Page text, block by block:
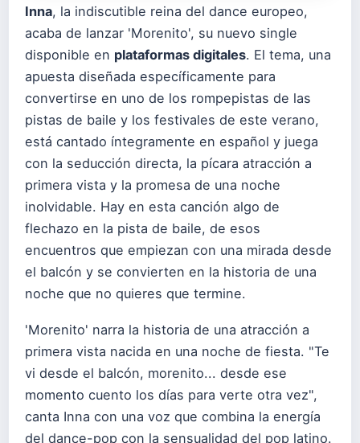
Inna, la indiscutible reina del dance europeo,
acaba de lanzar 'Morenito', su nuevo single
disponible en plataformas digitales. El tema, una
apuesta diseñada específicamente para
convertirse en uno de los rompepistas de las
pistas de baile y los festivales de este verano,
está cantado íntegramente en español y juega
con la seducción directa, la pícara atracción a
primera vista y la promesa de una noche
inolvidable. Hay en esta canción algo de
flechazo en la pista de baile, de esos
encuentros que empiezan con una mirada desde
el balcón y se convierten en la historia de una
noche que no quieres que termine.
'Morenito' narra la historia de una atracción a
primera vista nacida en una noche de fiesta. "Te
vi desde el balcón, morenito... desde ese
momento cuento los días para verte otra vez",
canta Inna con una voz que combina la energía
del dance-pop con la sensualidad del pop latino.